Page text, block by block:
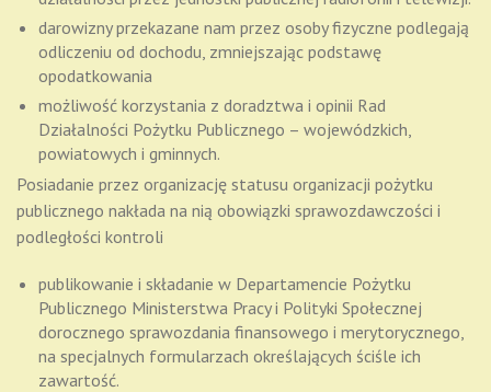
darowizny przekazane nam przez osoby fizyczne podlegają
odliczeniu od dochodu, zmniejszając podstawę
opodatkowania
możliwość korzystania z doradztwa i opinii Rad
Działalności Pożytku Publicznego – wojewódzkich,
powiatowych i gminnych.
Posiadanie przez organizację statusu organizacji pożytku
publicznego nakłada na nią obowiązki sprawozdawczości i
podległości kontroli
publikowanie i składanie w Departamencie Pożytku
Publicznego Ministerstwa Pracy i Polityki Społecznej
dorocznego sprawozdania finansowego i merytorycznego,
na specjalnych formularzach określających ściśle ich
zawartość.